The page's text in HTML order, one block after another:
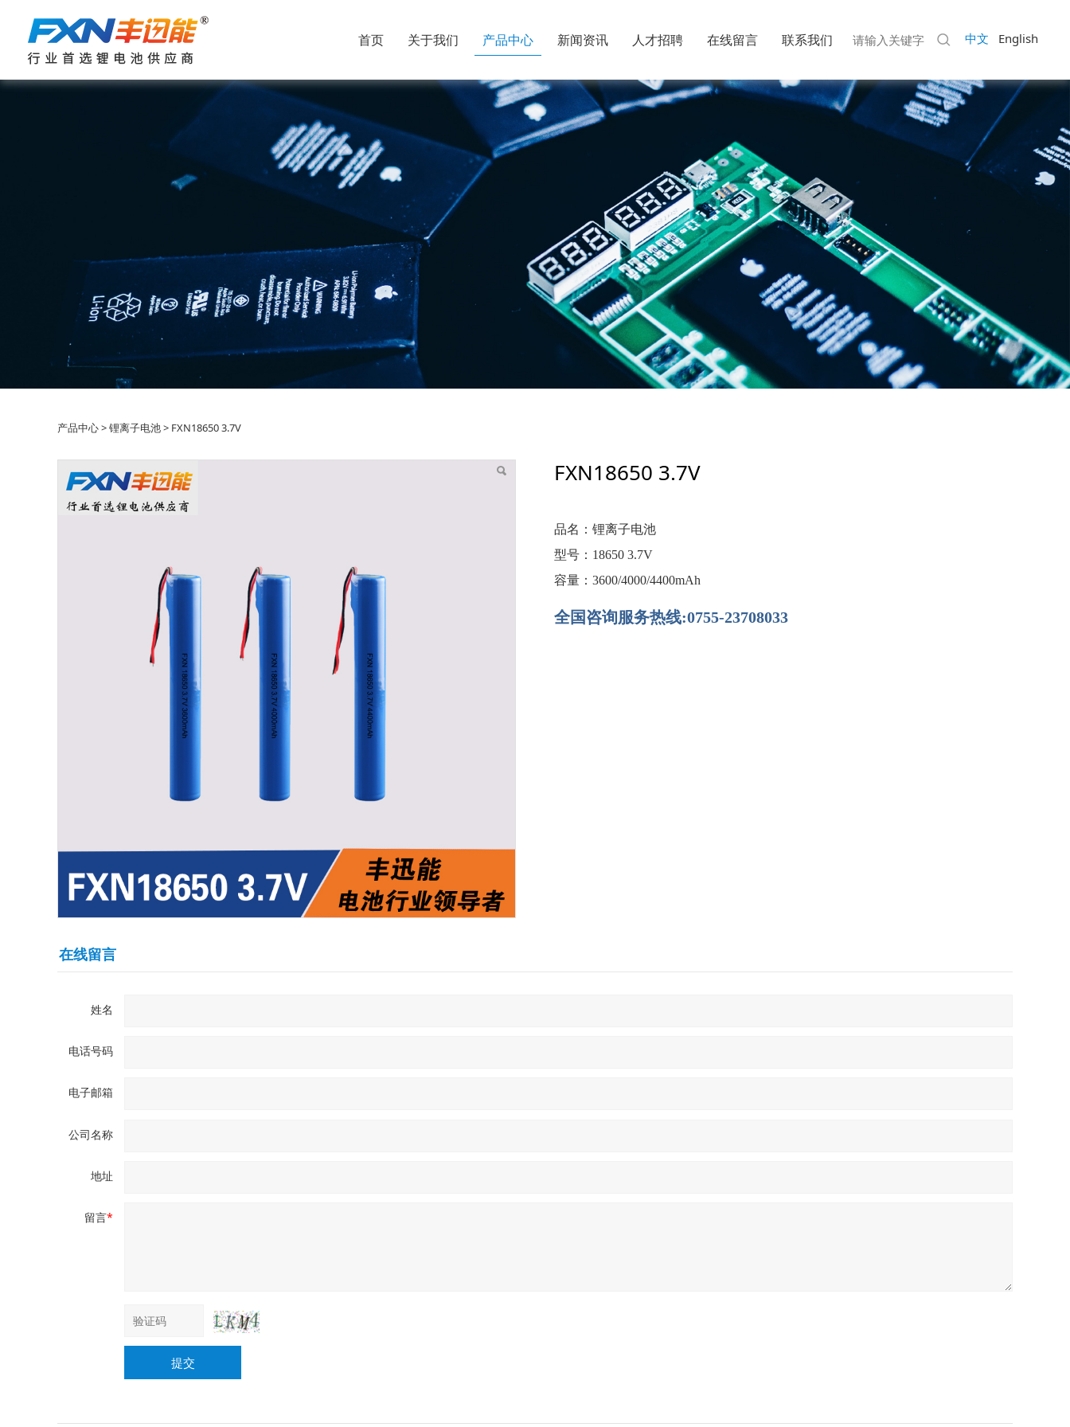
中文 English
首页 关于我们 产品中心 新闻资讯 人才招聘 在线留言 联系我们
FXN18650 3.7V
产品中心>锂离子电池> FXN18650 3.7V
FXN18650 3.7V
品名：锂离子电池
型号：18650 3.7V
容量：3600/4000/4400mAh
全国咨询服务热线:0755-23708033
在线留言
姓名
电话号码
电子邮箱
公司名称
地址
留言*
提交